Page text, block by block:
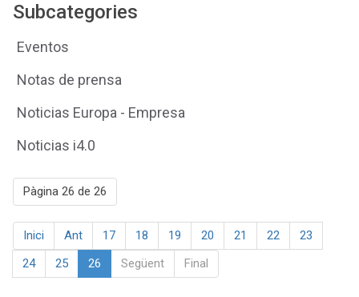
Subcategories
Eventos
Notas de prensa
Noticias Europa - Empresa
Noticias i4.0
Pàgina 26 de 26
Inici Ant 17 18 19 20 21 22
23
24
25 26 Següent Final